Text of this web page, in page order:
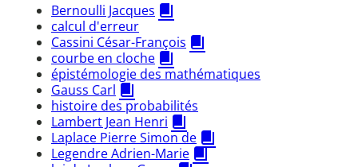
Bernoulli Jacques
calcul d'erreur
Cassini César-François
courbe en cloche
épistémologie des mathématiques
Gauss Carl
histoire des probabilités
Lambert Jean Henri
Laplace Pierre Simon de
Legendre Adrien-Marie